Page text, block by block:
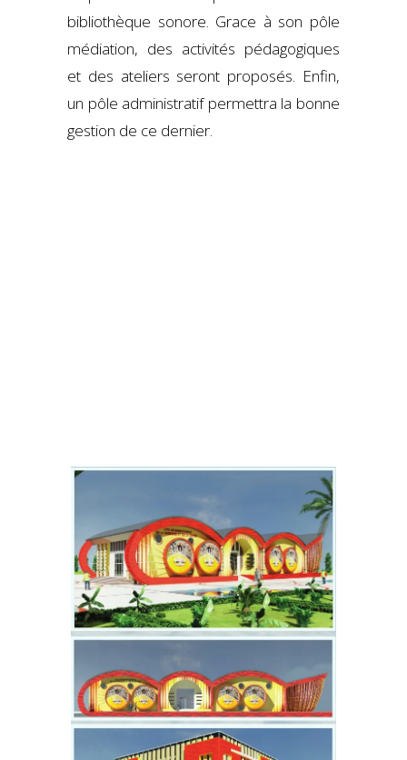
bibliothèque sonore. Grace à son pôle
médiation, des activités pédagogiques
et des ateliers seront proposés. Enfin,
un pôle administratif permettra la bonne
gestion de ce dernier.